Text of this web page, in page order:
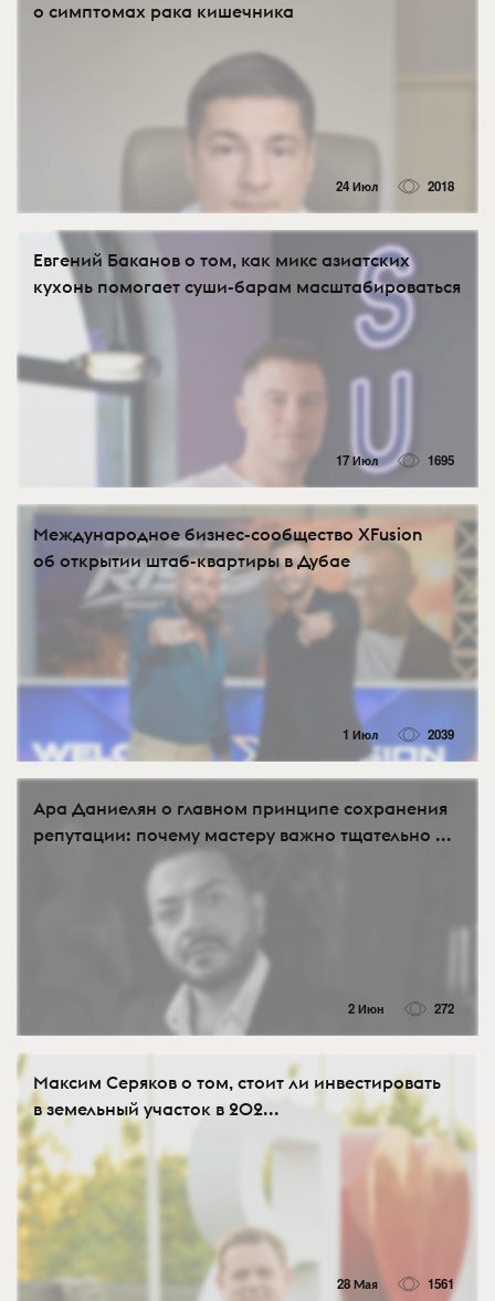
о симптомах рака кишечника
24 Июл 2018
Евгений Баканов о том, как микс азиатских
кухонь помогает суши-барам масштабироваться
17 Июл 1695
Международное бизнес-сообщество XFusion
об открытии штаб-квартиры в Дубае
1 Июл 2039
Ара Даниелян о главном принципе сохранения
репутации: почему мастеру важно тщательно ...
2 Июн 272
Максим Серяков о том, стоит ли инвестировать
в земельный участок в 202...
28 Мая 1561